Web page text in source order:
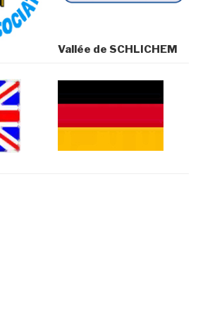
Vallée de SCHLICHEM